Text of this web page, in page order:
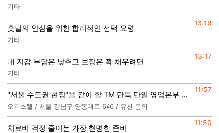
기타
등록일
13:19
훗날의 안심을 위한 합리적인 선택 요령
기타
등록일
13:17
내 지갑 부담은 낮추고 보장은 꽉 채우려면
기타
등록일
11:57
"서울 수도권 현장"을 같이 할 TM 단독 단일 영업본부 팀 선착순 모집
오피스텔 / 서울 강남구 영동대로 646 / 유선 문의
등록일
11:50
치료비 걱정 줄이는 가장 현명한 준비